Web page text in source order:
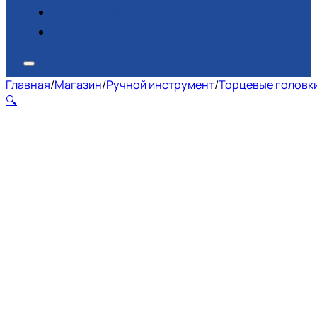
Главная/Магазин/Ручной инструмент/Торцевые
🔍